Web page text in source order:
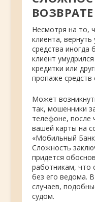
Несмотря на то,
клиента,
средства иногда
клиент
кредитки или
пропаже средств
Может
так, мошенники
телефоне, после
вашей карты на
«Мобильный
Сложность
придется
работникам, что
без его ведома.
случаев,
судом.